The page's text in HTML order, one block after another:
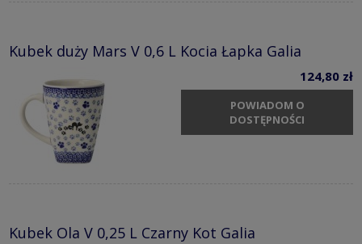
Kubek duży Mars V 0,6 L Kocia Łapka Galia
124,80 zł
POWIADOM O
DOSTĘPNOŚCI
Kubek Ola V 0,25 L Czarny Kot Galia